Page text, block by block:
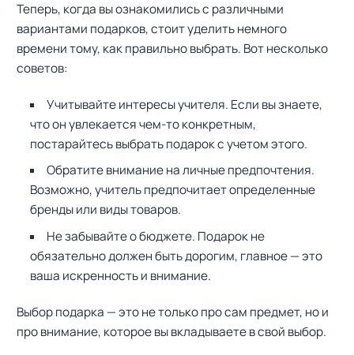
Теперь, когда вы ознакомились с различными
вариантами подарков, стоит уделить немного
времени тому, как правильно выбрать. Вот несколько
советов:
Учитывайте интересы учителя. Если вы знаете,
что он увлекается чем-то конкретным,
постарайтесь выбрать подарок с учетом этого.
Обратите внимание на личные предпочтения.
Возможно, учитель предпочитает определенные
бренды или виды товаров.
Не забывайте о бюджете. Подарок не
обязательно должен быть дорогим, главное — это
ваша искренность и внимание.
Выбор подарка — это не только про сам предмет, но и
про внимание, которое вы вкладываете в свой выбор.